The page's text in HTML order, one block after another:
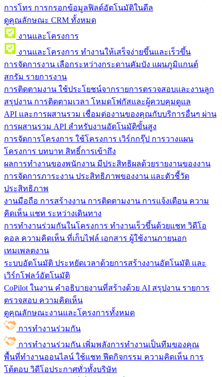
การโทร การกรอกข้อมูลฟิลด์อัตโนมัติในดีล
ดูคุณลักษณะ CRM ทั้งหมด
งานและโครงการ
งานและโครงการ ทำงานให้เสร็จง่ายขึ้นและเร็วขึ้น
การจัดการงาน เลือกระหว่างกระดานคัมบัง แผนภูมิแกนต์
สกรัม รายการงาน
การติดตามงาน ใช้ประโยชน์จากรายการตรวจสอบและงานลูก
สรุปงาน การติดตามเวลา โหมดโฟกัสและผู้ควบคุมดูแล
API และการผสานรวม เชื่อมต่องานของคุณกับบริการอื่นๆ ผ่าน
การผสานรวม API สำหรับงานอัตโนมัติขั้นสูง
การจัดการโครงการ ใช้โครงการ เวิร์กกรุ๊ป การวางแผน
โครงการ บทบาท สิทธิ์การเข้าถึง
ผลการทำงานของพนักงาน มีประสิทธิผลด้วยรายงานของงาน
การจัดการภาระงาน ประสิทธิภาพของงาน และตัวชี้วัด
ประสิทธิภาพ
งานมือถือ การสร้างงาน การติดตามงาน การแจ้งเตือน ความ
คิดเห็น แชท ระหว่างเดินทาง
การทำงานร่วมกันในโครงการ ทํางานเร็วขึ้นด้วยแชท วิดีโอ
คอล ความคิดเห็น ที่เก็บไฟล์ เอกสาร ผู้ใช้งานภายนอก
เทมเพลตงาน
ระบบอัตโนมัติ ประหยัดเวลาด้วยการสร้างงานอัตโนมัติ และ
เวิร์กโฟลว์อัตโนมัติ
CoPilot ในงาน คำอธิบายงานที่สร้างด้วย AI สรุปงาน รายการ
ตรวจสอบ ความคิดเห็น
ดูคุณลักษณะงานและโครงการทั้งหมด
การทำงานร่วมกัน
การทำงานร่วมกัน เพิ่มพลังการทำงานเป็นทีมของคุณ
พื้นที่ทำงานออนไลน์ ใช้แชท ฟีดกิจกรรม ความคิดเห็น การ
โต้ตอบ วิดีโอประกาศทั่วทั้งบริษัท